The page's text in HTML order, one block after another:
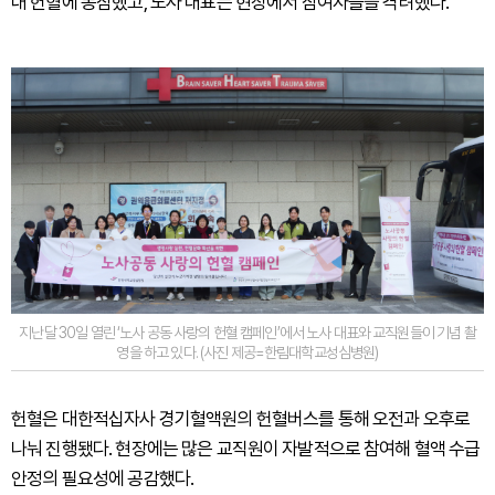
지난달 30일 열린 ‘노사 공동 사랑의 헌혈 캠페인’에서 노사 대표와 교직원들이 기념 촬
영을 하고 있다. (사진 제공=한림대학교성심병원)
헌혈은 대한적십자사 경기혈액원의 헌혈버스를 통해 오전과 오후로
나눠 진행됐다. 현장에는 많은 교직원이 자발적으로 참여해 혈액 수급
안정의 필요성에 공감했다.